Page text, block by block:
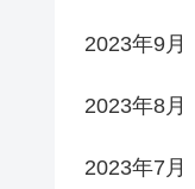
2023年9月
2023年8月
2023年7月